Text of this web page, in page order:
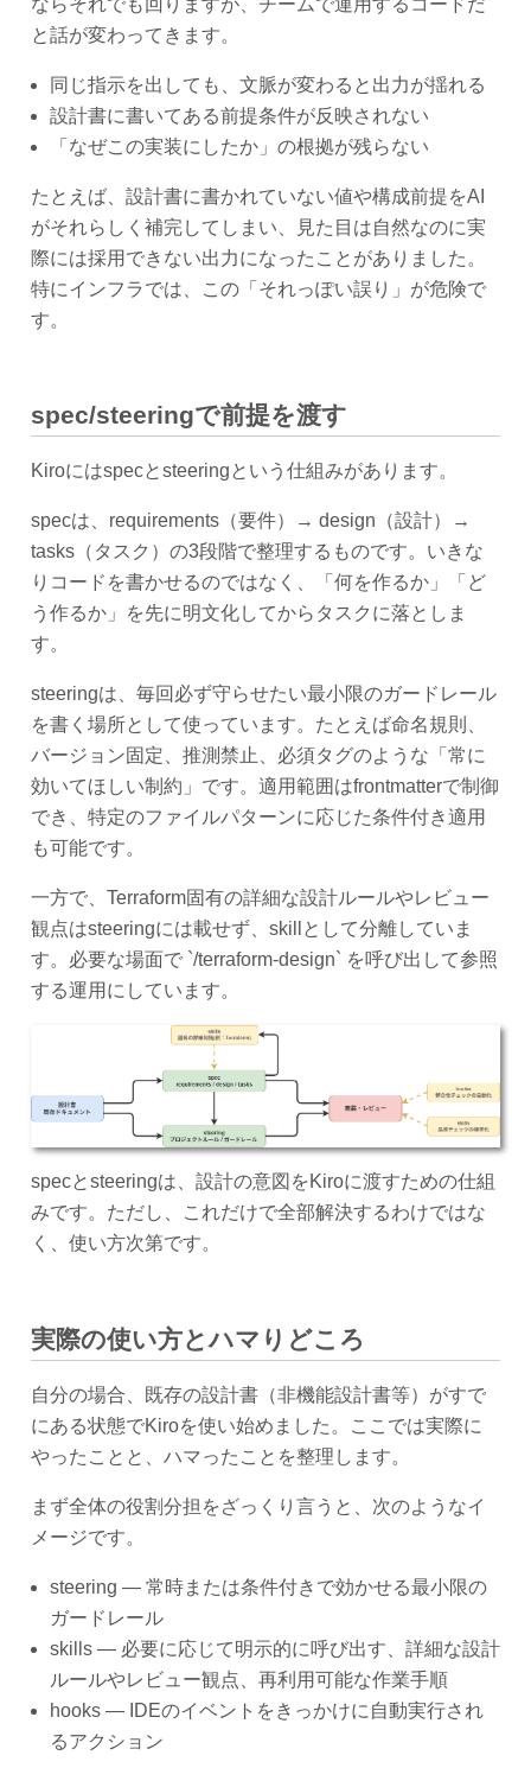
と話が変わってきます。
同じ指示を出しても、文脈が変わると出力が揺れる
設計書に書いてある前提条件が反映されない
「なぜこの実装にしたか」の根拠が残らない
たとえば、設計書に書かれていない値や構成前提をAI
がそれらしく補完してしまい、見た目は自然なのに実
際には採用できない出力になったことがありました。
特にインフラでは、この「それっぽい誤り」が危険で
す。
spec/steeringで前提を渡す
Kiroにはspecとsteeringという仕組みがあります。
specは、requirements（要件）→ design（設計）→
tasks（タスク）の3段階で整理するものです。いきな
りコードを書かせるのではなく、「何を作るか」「ど
う作るか」を先に明文化してからタスクに落としま
す。
steeringは、毎回必ず守らせたい最小限のガードレール
を書く場所として使っています。たとえば命名規則、
バージョン固定、推測禁止、必須タグのような「常に
効いてほしい制約」です。適用範囲はfrontmatterで制御
でき、特定のファイルパターンに応じた条件付き適用
も可能です。
一方で、Terraform固有の詳細な設計ルールやレビュー
観点はsteeringには載せず、skillとして分離していま
す。必要な場面で `/terraform-design` を呼び出して参照
する運用にしています。
specとsteeringは、設計の意図をKiroに渡すための仕組
みです。ただし、これだけで全部解決するわけではな
く、使い方次第です。
実際の使い方とハマりどころ
自分の場合、既存の設計書（非機能設計書等）がすで
にある状態でKiroを使い始めました。ここでは実際に
やったことと、ハマったことを整理します。
まず全体の役割分担をざっくり言うと、次のようなイ
メージです。
steering — 常時または条件付きで効かせる最小限の
ガードレール
skills — 必要に応じて明示的に呼び出す、詳細な設計
ルールやレビュー観点、再利用可能な作業手順
hooks — IDEのイベントをきっかけに自動実行され
るアクション